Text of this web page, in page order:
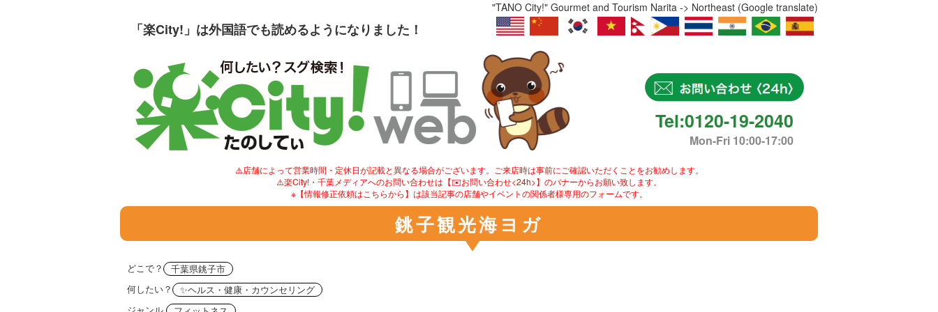
「楽City!」は外国語でも読めるようになりました！
"TANO City!" Gourmet and Tourism Narita -> Northeast (Google translate)
Tel:0120-19-2040
Mon-Fri 10:00-17:00
⚠️店舗によって営業時間・定休日が記載と異なる場合がございます。ご来店時は事前にご確認いただくことをお勧めします。
⚠️楽City!・千葉メディアへのお問い合わせは【✉️お問い合わせ<24h>】のバナーからお願い致します。
※【情報修正依頼はこちらから】は該当記事の店舗やイベントの関係者様専用のフォームです。
銚子観光海ヨガ
どこで？
千葉県銚子市
何したい？
✨ヘルス・健康・カウンセリング